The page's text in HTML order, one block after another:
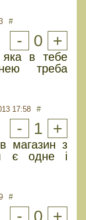
#
- 0 +
в тебе
треба
17:58 #
- 1 +
магазин з
є одне і
#